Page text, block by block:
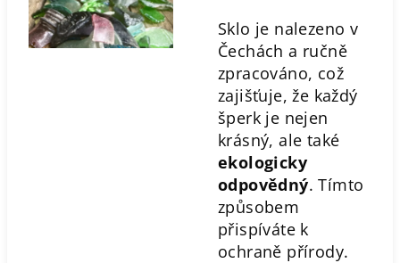
Sklo je nalezeno v
Čechách a ručně
zpracováno, což
zajišťuje, že každý
šperk je nejen
krásný, ale také
ekologicky
odpovědný. Tímto
způsobem
přispíváte k
ochraně přírody.